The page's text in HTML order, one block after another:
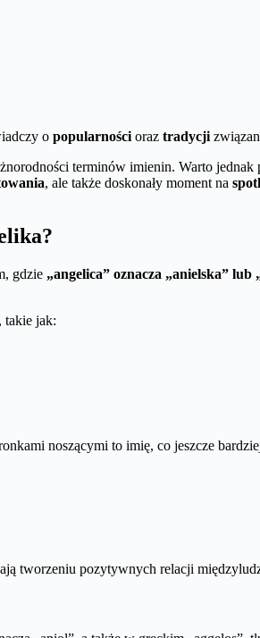
o popularności oraz tradycji
terminów imienin. Warto
, ale także doskonały moment na
gdzie „angelica” oznacza „anielska” lub
takie jak:
noszącymi to imię, co jeszcze
tworzeniu pozytywnych relacji